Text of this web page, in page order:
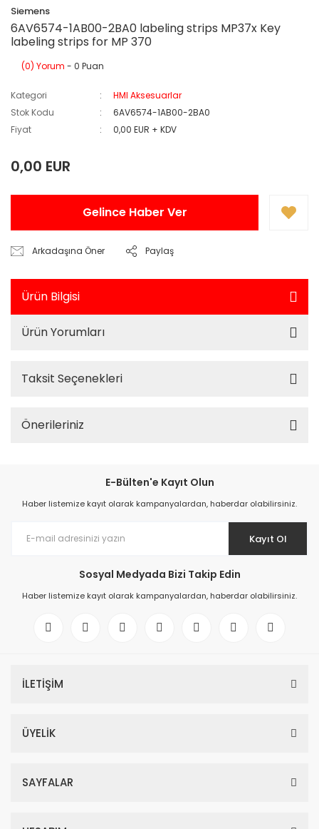
Siemens
6AV6574-1AB00-2BA0 labeling strips MP37x Key
labeling strips for MP 370
(0) Yorum - 0 Puan
Kategori
HMI Aksesuarlar
Stok Kodu
6AV6574-1AB00-2BA0
Fiyat
0,00 EUR + KDV
0,00 EUR
Gelince Haber Ver
Arkadaşına Öner Paylaş
Ürün Bilgisi
Ürün Yorumları
Taksit Seçenekleri
Önerileriniz
E-Bülten'e Kayıt Olun
Haber listemize kayıt olarak kampanyalardan, haberdar olabilirsiniz.
Kayıt Ol
Sosyal Medyada Bizi Takip Edin
Haber listemize kayıt olarak kampanyalardan, haberdar olabilirsiniz.
İLETİŞİM
ÜYELİK
SAYFALAR